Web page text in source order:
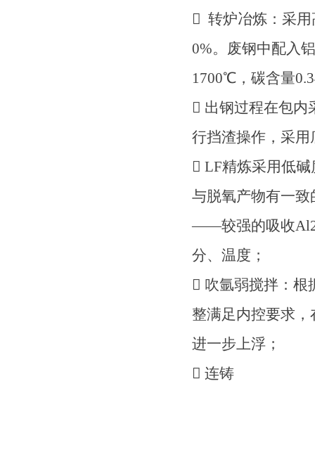
 转炉冶炼：采用
0%。废钢中配入
1700℃，碳含量
 出钢过程在包内
行挡渣操作，采
 LF精炼采用低
与脱氧产物有一
——较强的吸收
分、温度；
 吹氩弱搅拌：根
整满足内控要求
进一步上浮；
 连铸